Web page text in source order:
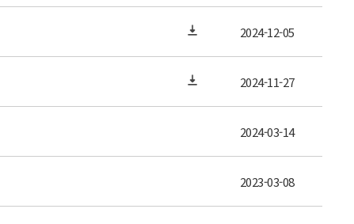
2024-12-05
2024-11-27
2024-03-14
2023-03-08